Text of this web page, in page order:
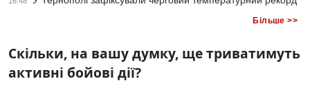
Більше >>
Скільки, на вашу думку, ще триватимуть
активні бойові дії?